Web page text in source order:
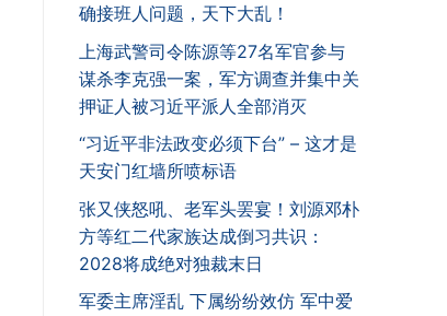
确接班人问题，天下大乱！
上海武警司令陈源等27名军官参与
谋杀李克强一案，军方调查并集中关
押证人被习近平派人全部消灭
“习近平非法政变必须下台” – 这才是
天安门红墙所喷标语
张又侠怒吼、老军头罢宴！刘源邓朴
方等红二代家族达成倒习共识：
2028将成绝对独裁末日
军委主席淫乱 下属纷纷效仿 军中爱